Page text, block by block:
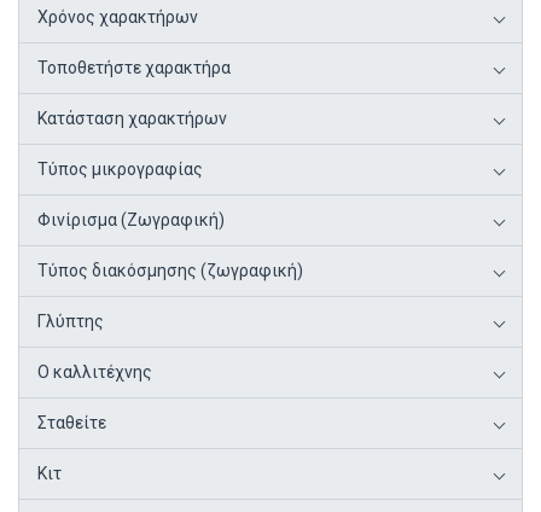
Χρόνος χαρακτήρων
Τοποθετήστε χαρακτήρα
Κατάσταση χαρακτήρων
Τύπος μικρογραφίας
Φινίρισμα (Ζωγραφική)
Τύπος διακόσμησης (ζωγραφική)
Γλύπτης
Ο καλλιτέχνης
Σταθείτε
Κιτ